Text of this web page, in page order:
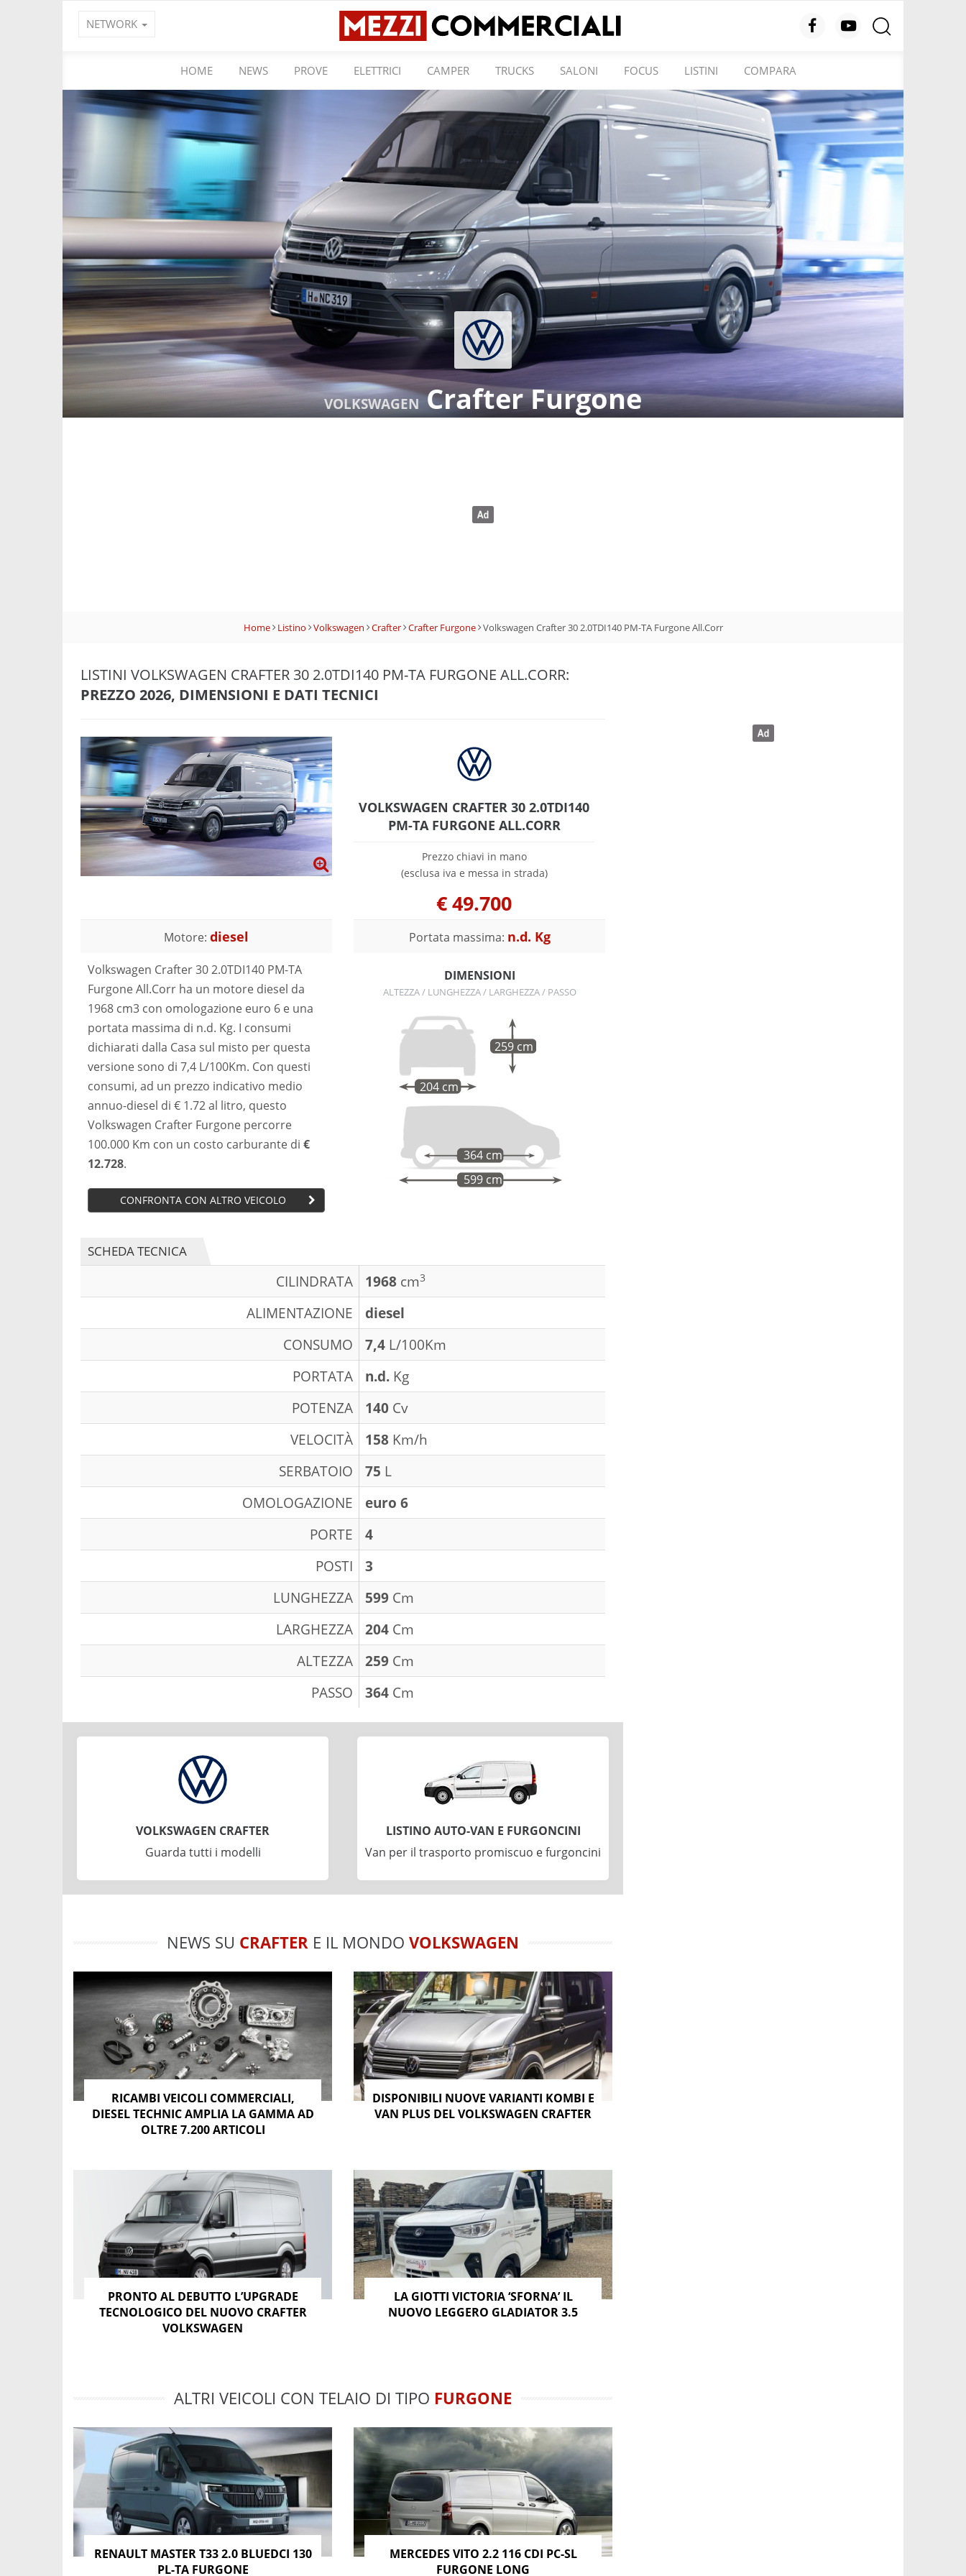
NETWORK
HOME NEWS PROVE ELETTRICI CAMPER TRUCKS SALONI FOCUS LISTINI COMPARA
VOLKSWAGENCrafter Furgone
Home Listino Volkswagen Crafter Crafter Furgone Volkswagen Crafter 30 2.0TDI140 PM-TA Furgone All.Corr
LISTINI VOLKSWAGEN CRAFTER 30 2.0TDI140 PM-TA FURGONE ALL.CORR:
PREZZO 2026, DIMENSIONI E DATI TECNICI
VOLKSWAGEN CRAFTER 30 2.0TDI140
PM-TA FURGONE ALL.CORR
Prezzo chiavi in mano
(esclusa iva e messa in strada)
€49.700
Motore: diesel
Volkswagen Crafter 30 2.0TDI140 PM-TA
Furgone All.Corr ha un motore diesel da
1968 cm3 con omologazione euro 6 e una
portata massima di n.d. Kg. I consumi
dichiarati dalla Casa sul misto per questa
versione sono di 7,4 L/100Km. Con questi
consumi, ad un prezzo indicativo medio
annuo-diesel di € 1.72 al litro, questo
Volkswagen Crafter Furgone percorre
100.000 Km con un costo carburante di €
12.728.
CONFRONTA CON ALTRO VEICOLO
Portata massima: n.d. Kg
DIMENSIONI
ALTEZZA / LUNGHEZZA / LARGHEZZA / PASSO
204 cm
259 cm
599 cm
364 cm
SCHEDA TECNICA
CILINDRATA 1968 cm3
ALIMENTAZIONE
diesel
CONSUMO
7,4 L/100Km
PORTATA
n.d. Kg
POTENZA
140 Cv
VELOCITÀ
158 Km/h
SERBATOIO
75 L
OMOLOGAZIONE
euro 6
PORTE
4
POSTI
3
LUNGHEZZA
599 Cm
LARGHEZZA
204 Cm
ALTEZZA
259 Cm
PASSO
364 Cm
VOLKSWAGEN CRAFTER
Guarda tutti i modelli
LISTINO AUTO-VAN E FURGONCINI
Van per il trasporto promiscuo e furgoncini
NEWS SU CRAFTER E IL MONDO VOLKSWAGEN
RICAMBI VEICOLI COMMERCIALI,
DIESEL TECHNIC AMPLIA LA GAMMA AD
OLTRE 7.200 ARTICOLI
DISPONIBILI NUOVE VARIANTI KOMBI E
VAN PLUS DEL VOLKSWAGEN CRAFTER
PRONTO AL DEBUTTO L’UPGRADE
TECNOLOGICO DEL NUOVO CRAFTER
VOLKSWAGEN
LA GIOTTI VICTORIA ‘SFORNA’ IL
NUOVO LEGGERO GLADIATOR 3.5
ALTRI VEICOLI CON TELAIO DI TIPO FURGONE
RENAULT MASTER T33 2.0 BLUEDCI 130
PL-TA FURGONE
MERCEDES VITO 2.2 116 CDI PC-SL
FURGONE LONG